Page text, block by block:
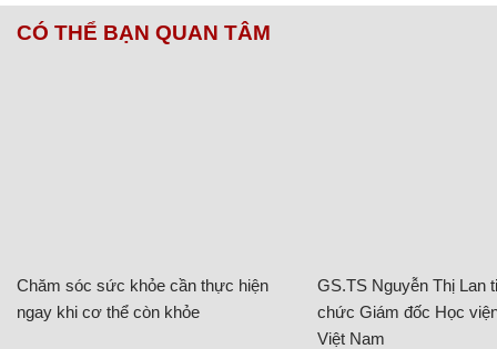
CÓ THỂ BẠN QUAN TÂM
Chăm sóc sức khỏe cần thực hiện
ngay khi cơ thể còn khỏe
GS.TS Nguyễn Thị Lan
chức Giám đốc Học
Việt Nam